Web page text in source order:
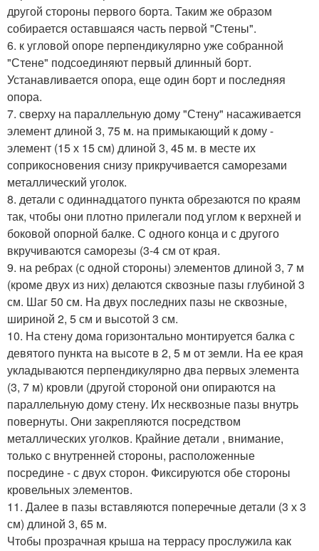
другой стороны первого борта. Таким же образом
собирается оставшаяся часть первой "Стены".
6. к угловой опоре перпендикулярно уже собранной
"Стене" подсоединяют первый длинный борт.
Устанавливается опора, еще один борт и последняя
опора.
7. сверху на параллельную дому "Стену" насаживается
элемент длиной 3, 75 м. на примыкающий к дому -
элемент (15 х 15 см) длиной 3, 45 м. в месте их
соприкосновения снизу прикручивается саморезами
металлический уголок.
8. детали с одиннадцатого пункта обрезаются по краям
так, чтобы они плотно прилегали под углом к верхней и
боковой опорной балке. С одного конца и с другого
вкручиваются саморезы (3-4 см от края.
9. на ребрах (с одной стороны) элементов длиной 3, 7 м
(кроме двух из них) делаются сквозные пазы глубиной 3
см. Шаг 50 см. На двух последних пазы не сквозные,
шириной 2, 5 см и высотой 3 см.
10. На стену дома горизонтально монтируется балка с
девятого пункта на высоте в 2, 5 м от земли. На ее края
укладываются перпендикулярно два первых элемента
(3, 7 м) кровли (другой стороной они опираются на
параллельную дому стену. Их несквозные пазы внутрь
повернуты. Они закрепляются посредством
металлических уголков. Крайние детали , внимание,
только с внутренней стороны, расположенные
посредине - с двух сторон. Фиксируются обе стороны
кровельных элементов.
11. Далее в пазы вставляются поперечные детали (3 х 3
см) длиной 3, 65 м.
Чтобы прозрачная крыша на террасу прослужила как